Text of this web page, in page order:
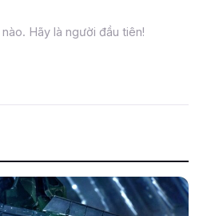
Hãy là người đầu tiên!